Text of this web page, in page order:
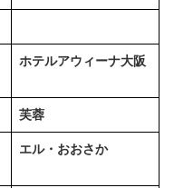
ホテルアウィーナ大阪
芙蓉
エル・おおさか